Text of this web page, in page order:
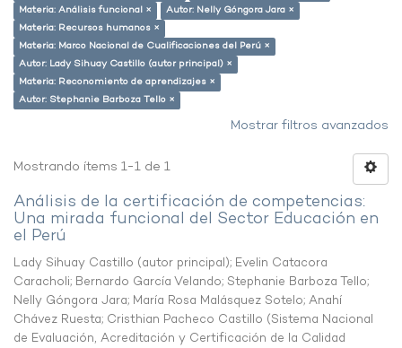
Materia: Análisis funcional ×
Autor: Nelly Góngora Jara ×
Materia: Recursos humanos ×
Materia: Marco Nacional de Cualificaciones del Perú ×
Autor: Lady Sihuay Castillo (autor principal) ×
Materia: Reconomiento de aprendizajes ×
Autor: Stephanie Barboza Tello ×
Mostrar filtros avanzados
Mostrando ítems 1-1 de 1
Análisis de la certificación de competencias:
Una mirada funcional del Sector Educación en
el Perú
Lady Sihuay Castillo (autor principal); Evelin Catacora
Caracholi; Bernardo García Velando; Stephanie Barboza Tello;
Nelly Góngora Jara; María Rosa Malásquez Sotelo; Anahí
Chávez Ruesta; Cristhian Pacheco Castillo (Sistema Nacional
de Evaluación, Acreditación y Certificación de la Calidad